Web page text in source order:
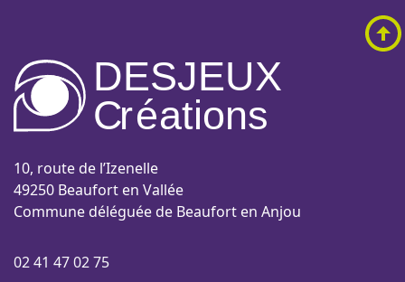
DESJEUX
Créations
10, route de l’Izenelle
49250 Beaufort en Vallée
Commune déléguée de Beaufort en Anjou
02 41 47 02 75